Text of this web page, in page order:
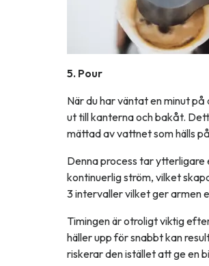
5. Pour
När du har väntat en minut
ut till kanterna och bakåt.
mättad av vattnet som hälls
Denna process tar ytterligare
kontinuerlig ström, vilket
3 intervaller vilket ger armen
Timingen är otroligt viktig
häller upp för snabbt kan
riskerar den istället att ge en